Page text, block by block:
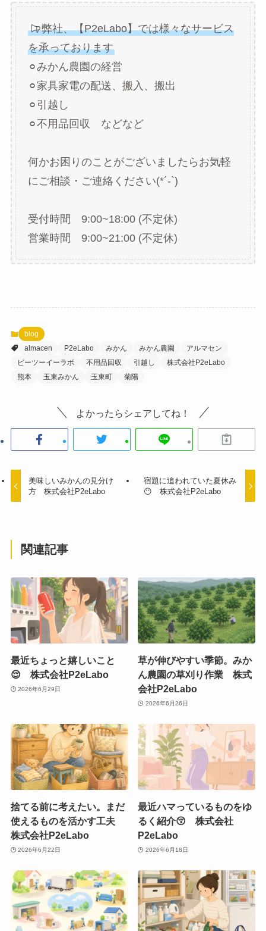
弊社、【P2eLabo】では様々なサービス
を承っております
⚪︎みかん農園の経営
⚪︎家具家電の配送、搬入、搬出
⚪︎引越し
⚪︎不用品回収 などなど
何かお困りのことがございましたらお気軽
にご相談・ご連絡ください(*´-`)
受付時間 9:00~18:00 (不定休)
営業時間 9:00~21:00 (不定休)
blog
almacen
P2eLabo みかん みかん農園
アルマセン
ピーツーイーラボ
不用品回収 引越し
株式会社P2eLabo
熊本
玉東みかん 玉東町 菊陽
よかったらシェアしてね！
美味しいみかんの見分け
方 株式会社P2eLabo
宿題に追われていた夏休み
😶 株式会社P2eLabo
関連記事
最近ちょっと嬉しいこと
😌 株式会社P2eLabo
2026年6月29日
草が伸びやすい季節。みか
ん農園の草刈り作業 株式
会社P2eLabo
2026年6月26日
捨てる前に考えたい。まだ
使えるものを活かす工夫
株式会社P2eLabo
2026年6月22日
最近ハマっているものをゆ
るく紹介😚 株式会社
P2eLabo
2026年6月18日